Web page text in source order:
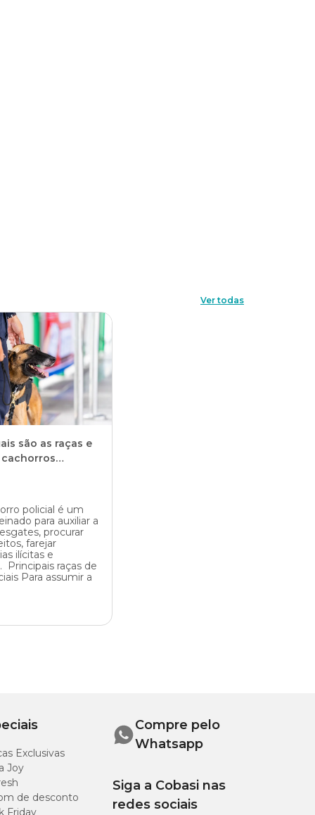
Ver todas
são as raças e
policial é um
para auxiliar a
procurar
farejar
ilícitas e
Principais raças de
Para assumir a
Exclusivas
Joy
de desconto
Friday
Compre pelo
Whatsapp
Siga a Cobasi nas
redes sociais